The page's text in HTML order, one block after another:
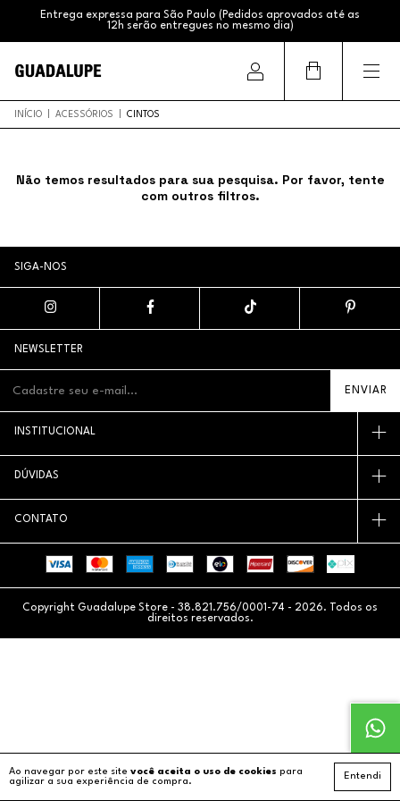
Entrega expressa para São Paulo (Pedidos aprovados até as
12h serão entregues no mesmo dia)
Frete Grátis (Sul e Sudeste acima de R$399,99 / Brasil acima
Ao navegar por este site você aceita o uso de cookies para
agilizar a sua experiência de compra.
Entendi
INÍCIO ACESSÓRIOS CINTOS
Não temos resultados para sua pesquisa. Por favor, tente
com outros filtros.
SIGA-NOS
NEWSLETTER
INSTITUCIONAL
DÚVIDAS
CONTATO
Copyright Guadalupe Store - 38.821.756/0001-74 - 2026. Todos os
direitos reservados.